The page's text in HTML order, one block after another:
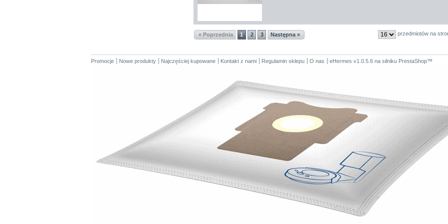
« Poprzednia 1 2 3 Następna » przedmiotów na
Promocje Nowe produkty Najczęściej kupowane Kontakt z nami Regulamin sklepu O nas eHermes v1.0.5.6 na silniku PrestaShop™